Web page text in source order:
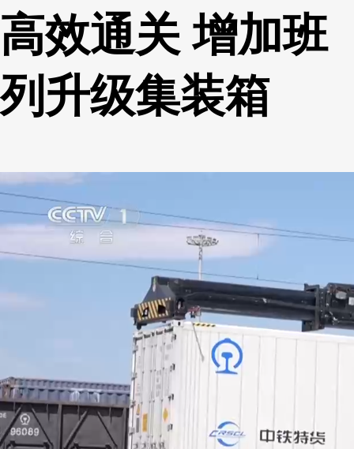
高效通关 增加班
列升级集装箱